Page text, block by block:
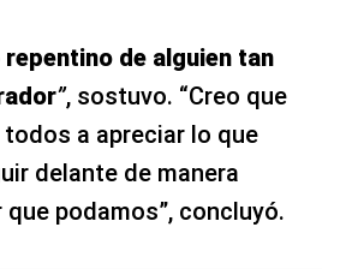
de alguien tan
”, sostuvo. “Creo que
a apreciar lo que
delante de manera
podamos”, concluyó.